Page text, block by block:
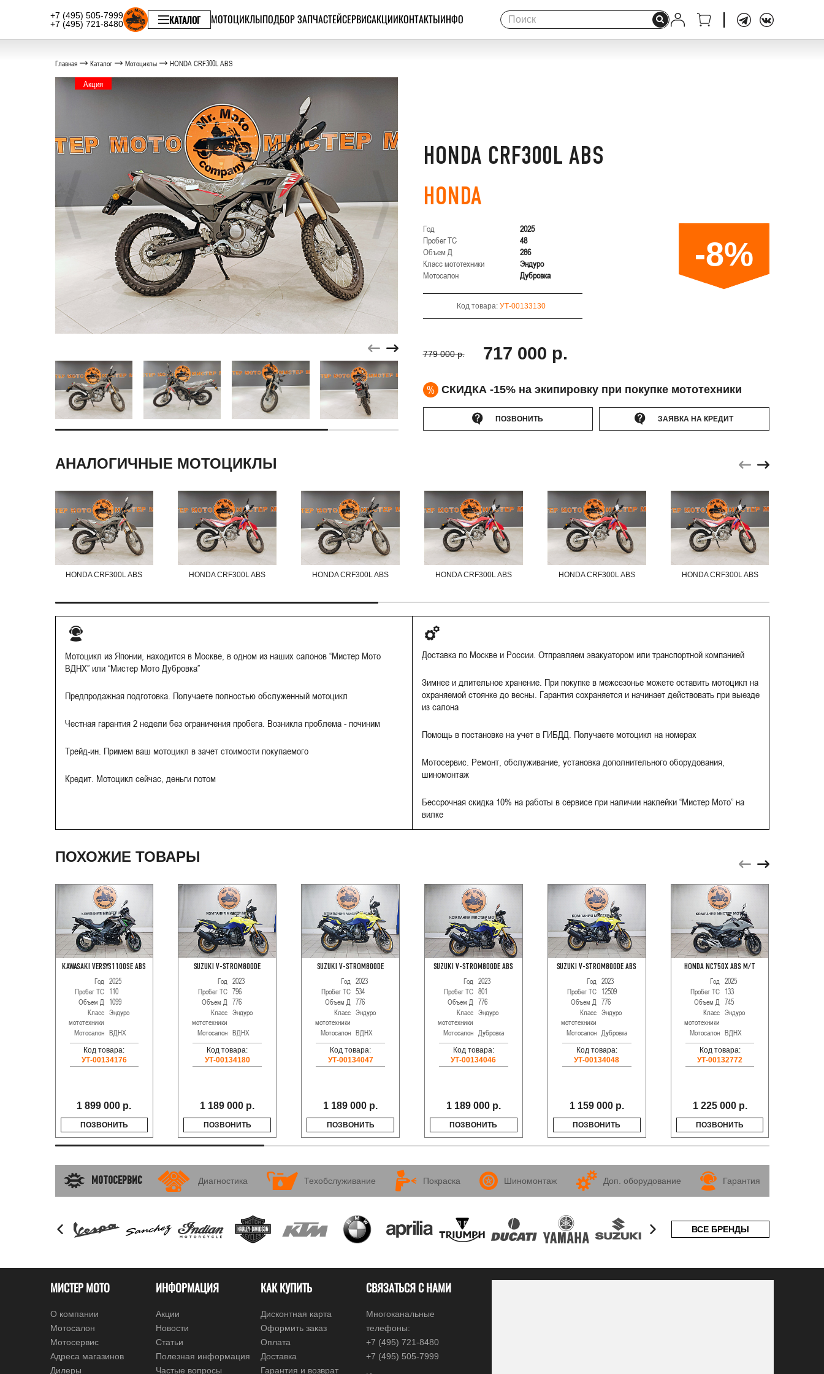
+7 (495) 505-7999
+7 (495) 721-8480
КАТАЛОГ МОТОЦИКЛЫПОДБОР ЗАПЧАСТЕЙСЕРВИСАКЦИИКОНТАКТЫИНФО
Главная Каталог Мотоциклы HONDA CRF300L ABS
Акция
HONDA CRF300L ABS
HONDA
Год
2025
Пробег ТС
48
Объем Д
286
Класс мототехники
Эндуро
Мотосалон
Дубровка
Код товара: УТ-00133130
779 000 р. 717 000 р.
-8%
% СКИДКА -15% на экипировку при покупке мототехники
ПОЗВОНИТЬ ЗАЯВКА НА КРЕДИТ
АНАЛОГИЧНЫЕ МОТОЦИКЛЫ
HONDA CRF300L ABS HONDA CRF300L ABS HONDA CRF300L ABS HONDA CRF300L ABS HONDA CRF300L ABS HONDA CRF300L ABS
Мотоцикл из Японии, находится в Москве, в одном из наших салонов “Мистер Мото
ВДНХ” или “Мистер Мото Дубровка”
Предпродажная подготовка. Получаете полностью обслуженный мотоцикл
Честная гарантия 2 недели без ограничения пробега. Возникла проблема - починим
Трейд-ин. Примем ваш мотоцикл в зачет стоимости покупаемого
Кредит. Мотоцикл сейчас, деньги потом
Доставка по Москве и России. Отправляем эвакуатором или транспортной компанией
Зимнее и длительное хранение. При покупке в межсезонье можете оставить мотоцикл на
охраняемой стоянке до весны. Гарантия сохраняется и начинает действовать при выезде
из салона
Помощь в постановке на учет в ГИБДД. Получаете мотоцикл на номерах
Мотосервис. Ремонт, обслуживание, установка дополнительного оборудования,
шиномонтаж
Бессрочная скидка 10% на работы в сервисе при наличии наклейки “Мистер Мото” на
вилке
ПОХОЖИЕ ТОВАРЫ
KAWASAKI VERSYS1100SE ABS
Год 2025
Пробег ТС 110
Объем Д
1099
Класс
мототехники
Эндуро
Мотосалон ВДНХ
Код товара:
УТ-00134176
1 899 000 р.
ПОЗВОНИТЬ
SUZUKI V-STROM800DE
Год 2023
Пробег ТС 796
Объем Д 776
Класс
мототехники
Эндуро
Мотосалон ВДНХ
Код товара:
УТ-00134180
1 189 000 р.
ПОЗВОНИТЬ
SUZUKI V-STROM800DE
Год 2023
Пробег ТС 534
Объем Д 776
Класс
мототехники
Эндуро
Мотосалон ВДНХ
Код товара:
УТ-00134047
1 189 000 р.
ПОЗВОНИТЬ
SUZUKI V-STROM800DE ABS
Год 2023
Пробег ТС 801
Объем Д 776
Класс
мототехники
Эндуро
Мотосалон Дубровка
Код товара:
УТ-00134046
1 189 000 р.
ПОЗВОНИТЬ
SUZUKI V-STROM800DE ABS
Год 2023
Пробег ТС 12509
Объем Д 776
Класс
мототехники
Эндуро
Мотосалон Дубровка
Код товара:
УТ-00134048
1 159 000 р.
ПОЗВОНИТЬ
HONDA NC750X ABS M/T
Год 2025
Пробег ТС 133
Объем Д 745
Класс
мототехники
Эндуро
Мотосалон ВДНХ
Код товара:
УТ-00132772
1 225 000 р.
ПОЗВОНИТЬ
МОТОСЕРВИС Диагностика Техобслуживание Покраска Шиномонтаж Доп. оборудование Гарантия
ВСЕ БРЕНДЫ
МИСТЕР МОТО
О компании
Мотосалон
Мотосервис
Адреса магазинов
Дилеры
ИНФОРМАЦИЯ
Акции
Новости
Статьи
Полезная информация
Частые вопросы
КАК КУПИТЬ
Дисконтная карта
Оформить заказ
Оплата
Доставка
Гарантия и возврат
СВЯЗАТЬСЯ С НАМИ
Многоканальные
телефоны:
+7 (495) 721-8480
+7 (495) 505-7999